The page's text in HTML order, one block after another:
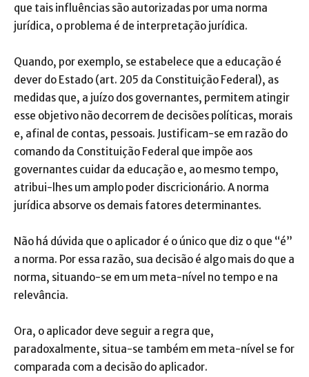
que tais influências são autorizadas por uma norma
jurídica, o problema é de interpretação jurídica.
Quando, por exemplo, se estabelece que a educação é
dever do Estado (art. 205 da Constituição Federal), as
medidas que, a juízo dos governantes, permitem atingir
esse objetivo não decorrem de decisões políticas, morais
e, afinal de contas, pessoais. Justificam-se em razão do
comando da Constituição Federal que impõe aos
governantes cuidar da educação e, ao mesmo tempo,
atribui-lhes um amplo poder discricionário. A norma
jurídica absorve os demais fatores determinantes.
Não há dúvida que o aplicador é o único que diz o que “é”
a norma. Por essa razão, sua decisão é algo mais do que a
norma, situando-se em um meta-nível no tempo e na
relevância.
Ora, o aplicador deve seguir a regra que,
paradoxalmente, situa-se também em meta-nível se for
comparada com a decisão do aplicador.